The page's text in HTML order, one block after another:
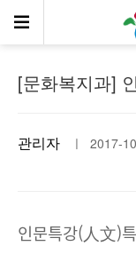
[문화복지과]
관리자 ㅣ 2017-
인문특강(人文)